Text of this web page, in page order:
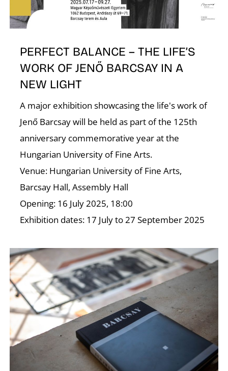
PERFECT BALANCE – THE LIFE’S
WORK OF JENŐ BARCSAY IN A
NEW LIGHT
A major exhibition showcasing the life's work of
Jenő Barcsay will be held as part of the 125th
anniversary commemorative year at the
Hungarian University of Fine Arts.
Venue: Hungarian University of Fine Arts,
Barcsay Hall, Assembly Hall
Opening: 16 July 2025, 18:00
Exhibition dates: 17 July to 27 September 2025